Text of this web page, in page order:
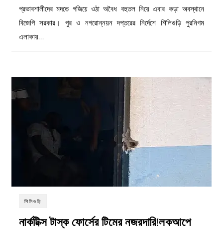
প্রভাবশালীদের মদতে গজিয়ে ওঠা অবৈধ বহুতল নিয়ে এবার কড়া অবস্থানে
বিজেপি সরকার। পুর ও নগরোন্নয়ন দপ্তরের নির্দেশে শিলিগুড়ি পুরনিগম
এলাকায়…
শিলিগুড়ি
নার্কটিক্স টাস্ক ফোর্সের টিমের নজরদারি!লকআপে